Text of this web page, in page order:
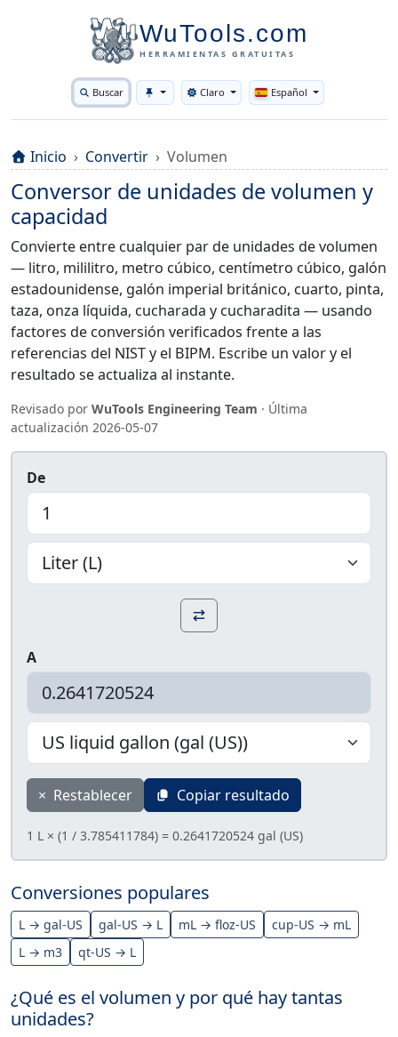
WuTools.com
HERRAMIENTAS GRATUITAS
Buscar Toggle theme
Claro Español
Inicio Convertir Volumen
Conversor de unidades de volumen y
capacidad
Convierte entre cualquier par de unidades de volumen
— litro, mililitro, metro cúbico, centímetro cúbico, galón
estadounidense, galón imperial británico, cuarto, pinta,
taza, onza líquida, cucharada y cucharadita — usando
factores de conversión verificados frente a las
referencias del NIST y el BIPM. Escribe un valor y el
resultado se actualiza al instante.
Revisado por WuTools Engineering Team · Última
actualización 2026-05-07
De
A
× Restablecer Copiar resultado
1 L × (1 / 3.785411784) = 0.2641720524 gal (US)
Conversiones populares
L → gal-US gal-US → L mL → floz-US
cup-US → mL
L → m3
qt-US → L
¿Qué es el volumen y por qué hay tantas
unidades?